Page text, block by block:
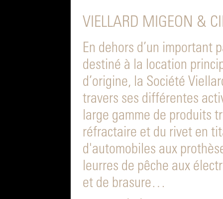
VIELLARD MIGEON &
En dehors d’un important
destiné à la location
d’origine, la Société
travers ses différentes
large gamme de produits
réfractaire et du rivet en
d'automobiles aux
leurres de pêche aux
et de brasure…